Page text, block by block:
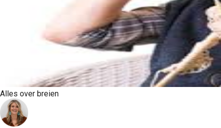
Alles over breien